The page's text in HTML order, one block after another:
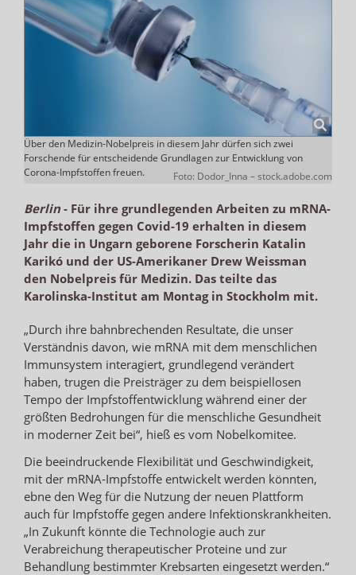
Über den Medizin-Nobelpreis in diesem Jahr dürfen sich zwei
Forschende für entscheidende Grundlagen zur Entwicklung von
Corona-Impfstoffen freuen.
Foto: Dodor_Inna – stock.adobe.com
Berlin- Für ihre grundlegenden Arbeiten zu mRNA-
Impfstoffen gegen Covid-19 erhalten in diesem
Jahr die in Ungarn geborene Forscherin Katalin
Karikó und der US-Amerikaner Drew Weissman
den Nobelpreis für Medizin. Das teilte das
Karolinska-Institut am Montag in Stockholm mit.
„Durch ihre bahnbrechenden Resultate, die unser
Verständnis davon, wie mRNA mit dem menschlichen
Immunsystem interagiert, grundlegend verändert
haben, trugen die Preisträger zu dem beispiellosen
Tempo der Impfstoffentwicklung während einer der
größten Bedrohungen für die menschliche Gesundheit
in moderner Zeit bei“, hieß es vom Nobelkomitee.
Die beeindruckende Flexibilität und Geschwindigkeit,
mit der mRNA-Impfstoffe entwickelt werden könnten,
ebne den Weg für die Nutzung der neuen Plattform
auch für Impfstoffe gegen andere Infektionskrankheiten.
„In Zukunft könnte die Technologie auch zur
Verabreichung therapeutischer Proteine und zur
Behandlung bestimmter Krebsarten eingesetzt werden.“